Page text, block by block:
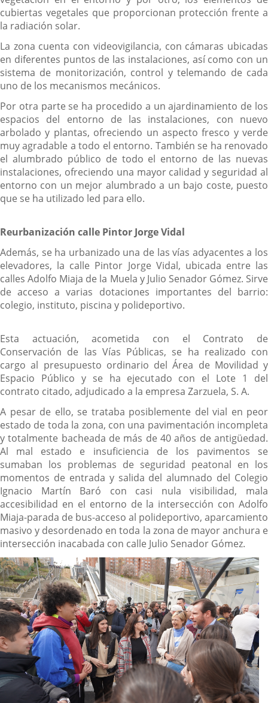
cubiertas vegetales que proporcionan protección frente a
la radiación solar.
La zona cuenta con videovigilancia, con cámaras ubicadas
en diferentes puntos de las instalaciones, así como con un
sistema de monitorización, control y telemando de cada
uno de los mecanismos mecánicos.
Por otra parte se ha procedido a un ajardinamiento de los
espacios del entorno de las instalaciones, con nuevo
arbolado y plantas, ofreciendo un aspecto fresco y verde
muy agradable a todo el entorno. También se ha renovado
el alumbrado público de todo el entorno de las nuevas
instalaciones, ofreciendo una mayor calidad y seguridad al
entorno con un mejor alumbrado a un bajo coste, puesto
que se ha utilizado led para ello.
Reurbanización calle Pintor Jorge Vidal
Además, se ha urbanizado una de las vías adyacentes a los
elevadores, la calle Pintor Jorge Vidal, ubicada entre las
calles Adolfo Miaja de la Muela y Julio Senador Gómez. Sirve
de acceso a varias dotaciones importantes del barrio:
colegio, instituto, piscina y polideportivo.
Esta actuación, acometida con el Contrato de
Conservación de las Vías Públicas, se ha realizado con
cargo al presupuesto ordinario del Área de Movilidad y
Espacio Público y se ha ejecutado con el Lote 1 del
contrato citado, adjudicado a la empresa Zarzuela, S. A.
A pesar de ello, se trataba posiblemente del vial en peor
estado de toda la zona, con una pavimentación incompleta
y totalmente bacheada de más de 40 años de antigüedad.
Al mal estado e insuficiencia de los pavimentos se
sumaban los problemas de seguridad peatonal en los
momentos de entrada y salida del alumnado del Colegio
Ignacio Martín Baró con casi nula visibilidad, mala
accesibilidad en el entorno de la intersección con Adolfo
Miaja-parada de bus-acceso al polideportivo, aparcamiento
masivo y desordenado en toda la zona de mayor anchura e
intersección inacabada con calle Julio Senador Gómez.